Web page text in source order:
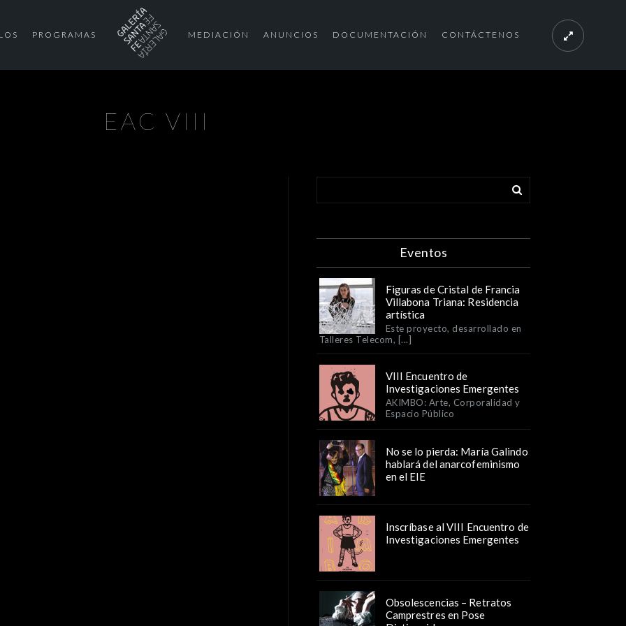
PROGRAMAS MEDIACIÓN ANUNCIOS DOCUMENTACIÓN CONTÁCTENOS
EAC VIII
Eventos
Figuras de Cristal de Francia
Villabona Triana: Residencia
artística
Este proyecto, desarrollado en
Talleres Telecom, [...]
VIII Encuentro de
Investigaciones Emergentes
AKIMBO: Arte, Corporalidad y
Espacio Público
No se lo pierda: María Galindo
hablará del anarcofeminismo
en el EIE
Inscríbase al VIII Encuentro de
Investigaciones Emergentes
Obsolescencias – Retratos
Camprestres en Pose